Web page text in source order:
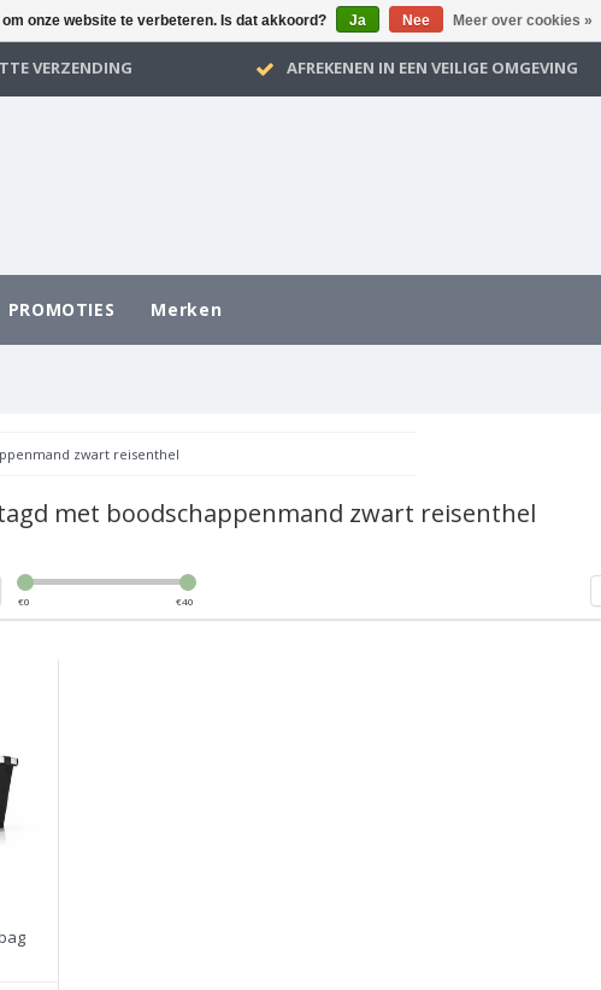
VERZENDING AFREKENEN IN EEN VEILIGE OMGEVING
PROMOTIES Merken
zwart reisenthel
met boodschappenmand zwart reisenthel
€0 €40
onze website te verbeteren. Is dat akkoord? Ja Nee Meer over cookies »